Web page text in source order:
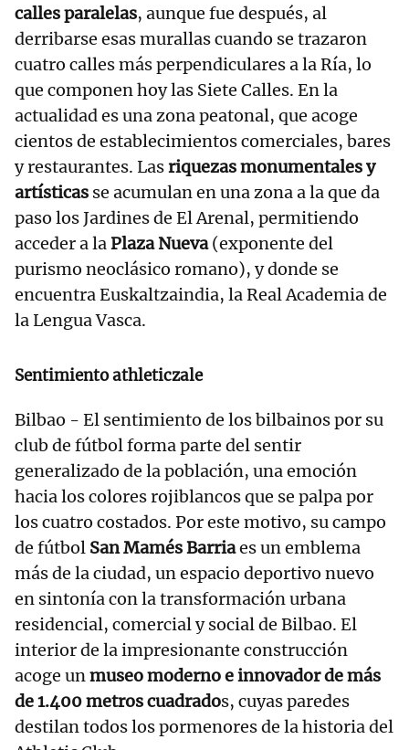
calles paralelas, aunque fue después, al
derribarse esas murallas cuando se trazaron
cuatro calles más perpendiculares a la Ría, lo
que componen hoy las Siete Calles. En la
actualidad es una zona peatonal, que acoge
cientos de establecimientos comerciales, bares
y restaurantes. Lasriquezas monumentales y
artísticas se acumulan en una zona a la que da
paso los Jardines de El Arenal, permitiendo
acceder a laPlaza Nueva(exponente del
purismo neoclásico romano), y donde se
encuentra Euskaltzaindia, la Real Academia de
la Lengua Vasca.
Sentimiento athleticzale
Bilbao - El sentimiento de los bilbainos por su
club de fútbol forma parte del sentir
generalizado de la población, una emoción
hacia los colores rojiblancos que se palpa por
los cuatro costados. Por este motivo, su campo
de fútbol San Mamés Barriaes un emblema
más de la ciudad, un espacio deportivo nuevo
en sintonía con la transformación urbana
residencial, comercial y social de Bilbao. El
interior de la impresionante construcción
acoge unmuseo moderno e innovador de más
de 1.400 metros cuadrados, cuyas paredes
destilan todos los pormenores de la historia del